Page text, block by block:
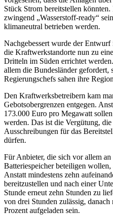
Stück Strom bereitstellen
zwingend „Wasserstoff-ready“
klimaneutral betrieben werden.
Nachgebessert wurde der
die Kraftwerkstandorte nun zu
Dritteln im Süden errichtet
allem die Bundesländer gefordert,
Regierungschefs sahen ihre
Den Kraftwerksbetreibern kam
Gebotsobergrenzen entgegen.
173.000 Euro pro Megawatt
werden. Das ist die Vergütung,
Ausschreibungen für das
dürfen.
Für Anbieter, die sich vor allem
Batteriespeicher beteiligen
Anstatt mindestens zehn
bereitzustellen und nach einer
Stunde erneut zehn Stunden zu
von drei Stunden zulässig,
Prozent aufgeladen sein.